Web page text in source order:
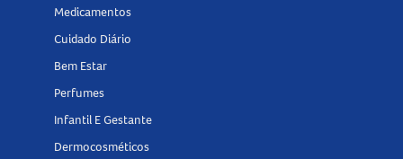
Medicamentos
Cuidado Diário
Bem Estar
Perfumes
Infantil E Gestante
Dermocosméticos